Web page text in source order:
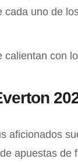
uno de
con
apuestas